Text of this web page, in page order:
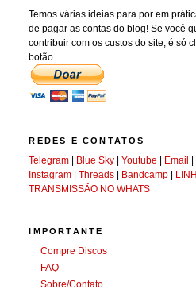
Temos várias ideias para por em
de pagar as contas do blog! Se você
contribuir com os custos do site, é só
botão.
REDES E CONTATOS
Telegram | Blue Sky |Youtube | Email |
Instagram |Threads | Bandcamp |
TRANSMISSÃO NO WHATS
IMPORTANTE
Compre Discos
FAQ
Sobre/Contato